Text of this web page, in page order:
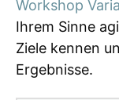
Workshop
Ihrem Sinne
Ziele kennen
Ergebnisse.